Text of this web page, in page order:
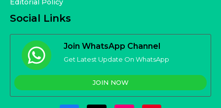
Social Links
Join WhatsApp Channel
Get Latest Update On WhatsApp
JOIN NOW